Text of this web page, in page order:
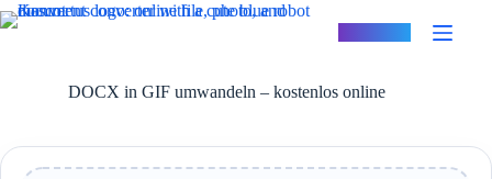
Zum
Inhalt
DOCX in GIF umwandeln – kostenlos online